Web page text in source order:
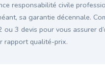
responsabilité civile
sa garantie décennale.
ou 3 devis pour vous assurer
rapport qualité-prix.